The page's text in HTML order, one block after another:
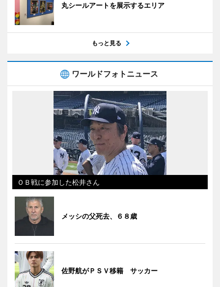
丸シールアートを展示するエリア
もっと見る
ワールドフォトニュース
ＯＢ戦に参加した松井さん
メッシの父死去、６８歳
佐野航がＰＳＶ移籍 サッカー